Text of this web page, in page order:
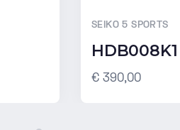
SEIKO 5 SPORTS
HDB008K1
€ 390,00